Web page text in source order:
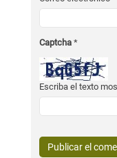
Captcha *
Escriba el texto